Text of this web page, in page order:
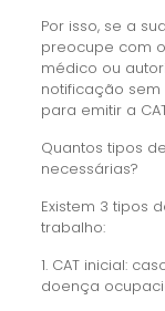
Por isso, se a
preocupe com o
médico ou
notificação sem
para emitir a
Quantos tipos
necessárias?
Existem 3 tipos
trabalho:
1. CAT inicial:
doença